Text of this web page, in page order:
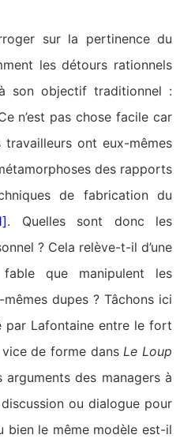
sur la pertinence du
les détours rationnels
son objectif traditionnel :
n’est pas chose facile car
travailleurs ont eux-mêmes
des rapports
de fabrication du
. Quelles sont donc les
? Cela relève-t-il d’une
que manipulent les
dupes ? Tâchons ici
par Lafontaine entre le fort
de forme dans Le Loup
arguments des managers à
ou dialogue pour
bien le même modèle est-il